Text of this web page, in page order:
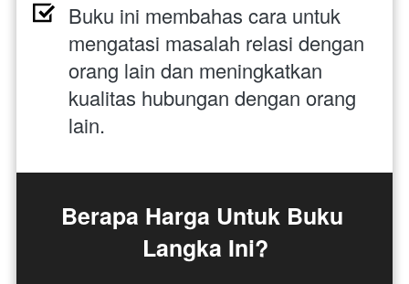
Buku ini membahas cara untuk
mengatasi masalah relasi dengan
orang lain dan meningkatkan
kualitas hubungan dengan orang
lain.
Berapa Harga Untuk Buku
Langka Ini?